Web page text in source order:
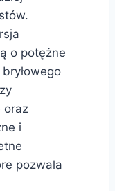
o potężne
oraz
i
pozwala